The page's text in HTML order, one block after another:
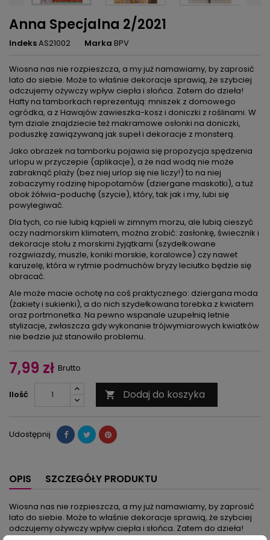
Anna Specjalna 2/2021
IndeksAS21002 Marka BPV
Wiosna nas nie rozpieszcza, a my już namawiamy, by zaprosić
lato do siebie. Może to właśnie dekoracje sprawią, że szybciej
odczujemy ożywczy wpływ ciepła i słońca. Zatem do dzieła!
Hafty na tamborkach reprezentują: mniszek z domowego
ogródka, a z Hawajów zawieszka-kosz i doniczki z roślinami. W
tym dziale znajdziecie też makramowe osłonki na doniczki,
poduszkę zawiązywaną jak supeł i dekoracje z monsterą.
Jako obrazek na tamborku pojawia się propozycja spędzenia
urlopu w przyczepie (aplikacje), a że nad wodą nie może
zabraknąć plaży (bez niej urlop się nie liczy!) to na niej
zobaczymy rodzinę hipopotamów (dziergane maskotki), a tuż
obok żółwia-poduchę (szycie), który, tak jak i my, lubi się
powylegiwać.
Dla tych, co nie lubią kąpieli w zimnym morzu, ale lubią cieszyć
oczy nadmorskim klimatem, można zrobić: zasłonkę, świecznik i
dekoracje stołu z morskimi żyjątkami (szydełkowane
rozgwiazdy, muszle, koniki morskie, koralowce) czy nawet
karuzelę, która w rytmie podmuchów bryzy leciutko będzie się
obracać.
Ale może macie ochotę na coś praktycznego: dziergana moda
(żakiety i sukienki), a do nich szydełkowana torebka z kwiatem
oraz portmonetka. Na pewno wspanale uzupełnią letnie
stylizacje, zwłaszcza gdy wykonanie trójwymiarowych kwiatków
nie bedzie już stanowiło problemu.
7,99 zł Brutto
Ilość  Dodaj do koszyka
Udostępnij
OPIS SZCZEGÓŁY PRODUKTU
Wiosna nas nie rozpieszcza, a my już namawiamy, by zaprosić
lato do siebie. Może to właśnie dekoracje sprawią, że szybciej
odczujemy ożywczy wpływ ciepła i słońca. Zatem do dzieła!